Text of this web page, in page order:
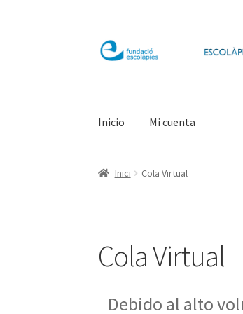
Salta
a
Vés
al
Inicio Mi cuenta
Inici Cola Virtual
Cola Virtual
Debido al alto